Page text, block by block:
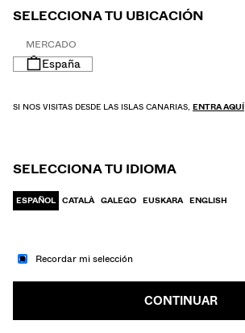
HOMBRE
SELECCIONA TU UBICACIÓN
MERCADO
España
SI NOS VISITAS DESDE LAS ISLAS CANARIAS, ENTRA AQUÍ
SELECCIONA TU IDIOMA
ESPAÑOL CATALÀ GALEGO EUSKARA ENGLISH
Recordar mi selección
CONTINUAR